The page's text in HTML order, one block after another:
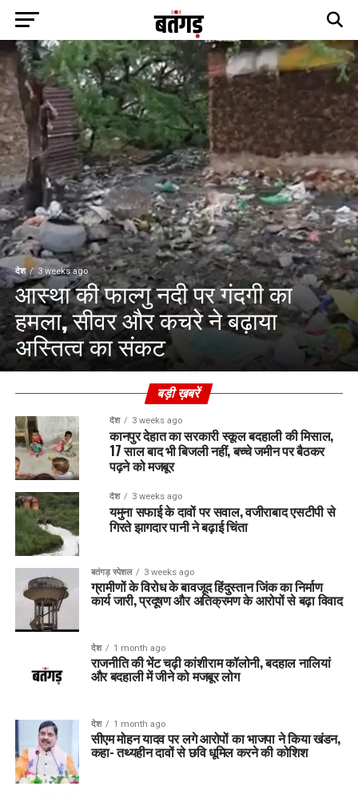
देश 3 weeks ago
आस्था की फाल्गु नदी पर गंदगी का
हमला, सीवर और कचरे ने बढ़ाया
अस्तित्व का संकट
बड़ी ख़बरें
देश 3 weeks ago
कानपुर देहात का सरकारी स्कूल बदहाली की मिसाल,
17 साल बाद भी बिजली नहीं, बच्चे जमीन पर बैठकर
पढ़ने को मजबूर
देश 3 weeks ago
यमुना सफाई के दावों पर सवाल, वजीराबाद एसटीपी से
गिरते झागदार पानी ने बढ़ाई चिंता
बतंगड़ स्पेशल 3 weeks ago
ग्रामीणों के विरोध के बावजूद हिंदुस्तान जिंक का निर्माण
कार्य जारी, प्रदूषण और अतिक्रमण के आरोपों से बढ़ा विवाद
देश 1 month ago
राजनीति की भेंट चढ़ी कांशीराम कॉलोनी, बदहाल नालियां
और बदहाली में जीने को मजबूर लोग
देश 1 month ago
सीएम मोहन यादव पर लगे आरोपों का भाजपा ने किया खंडन,
कहा- तथ्यहीन दावों से छवि धूमिल करने की कोशिश